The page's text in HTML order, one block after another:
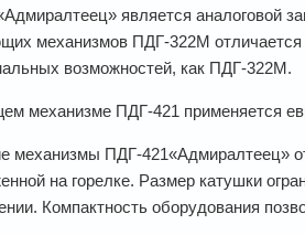
является аналоговой
механизмов ПДГ-322М отличается
возможностей, как ПДГ-322М.
механизме ПДГ-421 применяется
механизмы ПДГ-421«Адмиралтеец»
на горелке. Размер катушки
Компактность оборудования